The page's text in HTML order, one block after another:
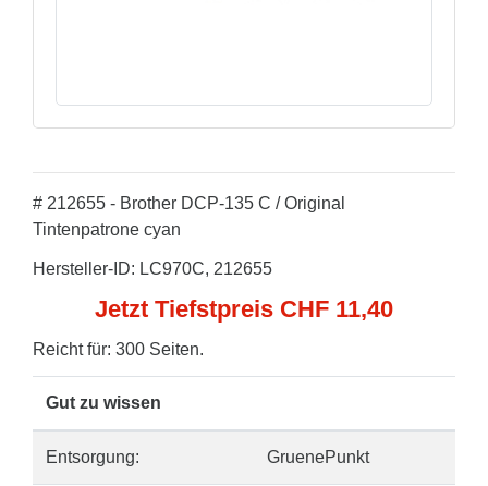
# 212655 - Brother DCP-135 C / Original
Tintenpatrone cyan
Hersteller-ID: LC970C, 212655
Jetzt Tiefstpreis CHF 11,40
Reicht für: 300 Seiten.
Gut zu wissen
Entsorgung: GruenePunkt